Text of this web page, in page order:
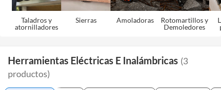
Taladros y
atornilladores
Sierras Amoladoras
Rotomartillos y
Demoledores
Herramientas Eléctricas E Inalámbricas (3
productos)